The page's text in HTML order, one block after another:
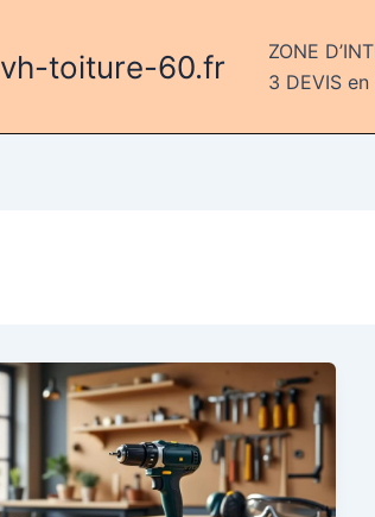
vh-toiture-60.fr ZONE
3 DEVIS